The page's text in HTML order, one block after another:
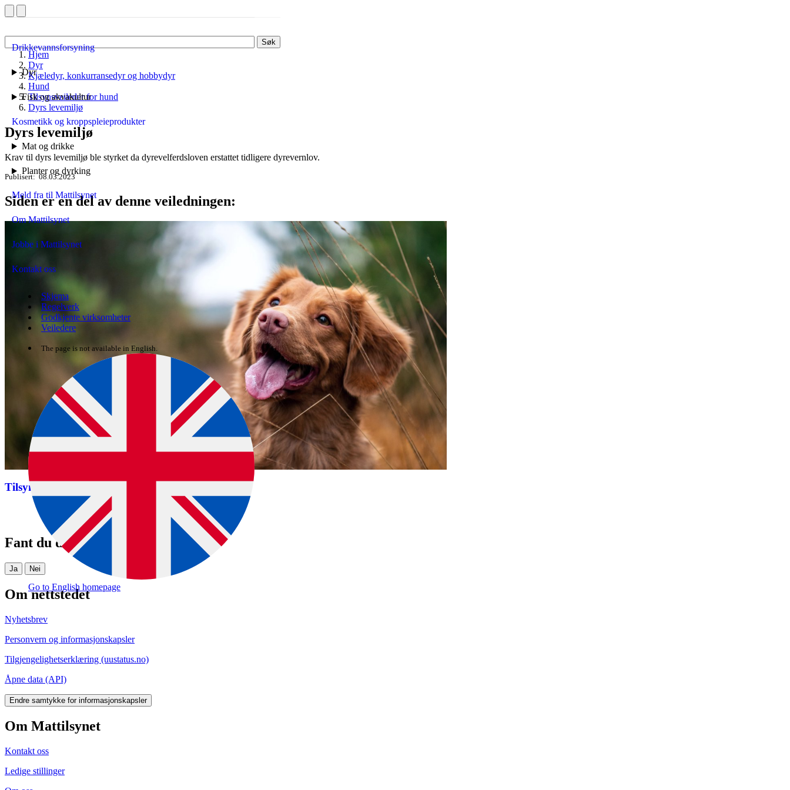
Søk
Drikkevannsforsyning
Dyr
Fisk og akvakultur
Kosmetikk og kroppspleieprodukter
Mat og drikke
Planter og dyrking
Meld fra til Mattilsynet
Om Mattilsynet
Jobbe i Mattilsynet
Kontakt oss
Skjema
Regelverk
Godkjente virksomheter
Veiledere
The page is not available in English.
Go to English homepage
Hjem
Dyr
Kjæledyr, konkurransedyr og hobbydyr
Hund
Tilsynsveileder for hund
Dyrs levemiljø
Dyrs levemiljø
Krav til dyrs levemiljø ble styrket da dyrevelferdsloven erstattet tidligere dyrevernlov.
Publisert 08.03.2023
Siden er en del av denne veiledningen:
Tilsynsveileder for hund
Fant du det du lette etter?
Ja Nei
Om nettstedet
Nyhetsbrev
Personvern og informasjonskapsler
Tilgjengelighetserklæring (uustatus.no)
Åpne data (API)
Endre samtykke for informasjonskapsler
Om Mattilsynet
Kontakt oss
Ledige stillinger